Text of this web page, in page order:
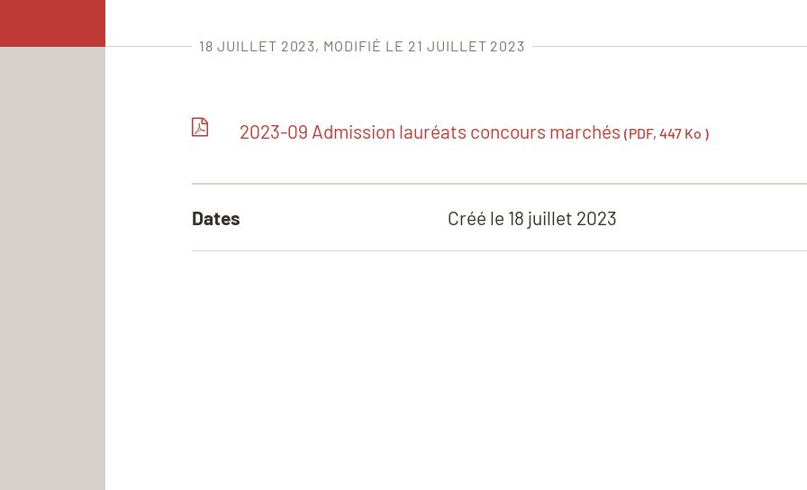
18 JUILLET 2023 MODIFIÉ LE 21 JUILLET 2023
2023-09 Admission lauréats concours marchés (PDF, 447 Ko )
Dates Créé le 18 juillet 2023